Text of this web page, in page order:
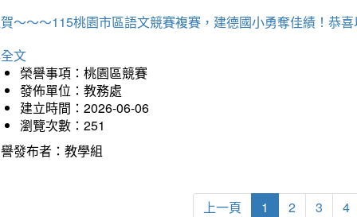
～～～115桃園市區語文競賽複賽，建德國小勇奪佳績！恭
文
榮譽事項：桃園區競賽
發佈單位：教務處
建立時間：2026-06-06
瀏覽次數：251
發布者：教學組
上一頁 1 2 3 4